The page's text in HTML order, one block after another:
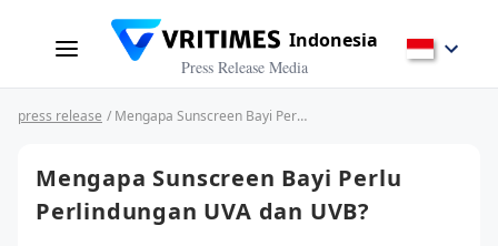
Indonesia
Press Release Media
press release / Mengapa Sunscreen Bayi Perlu Perlindungan UVA dan UVB?
Mengapa Sunscreen Bayi Perlu
Perlindungan UVA dan UVB?